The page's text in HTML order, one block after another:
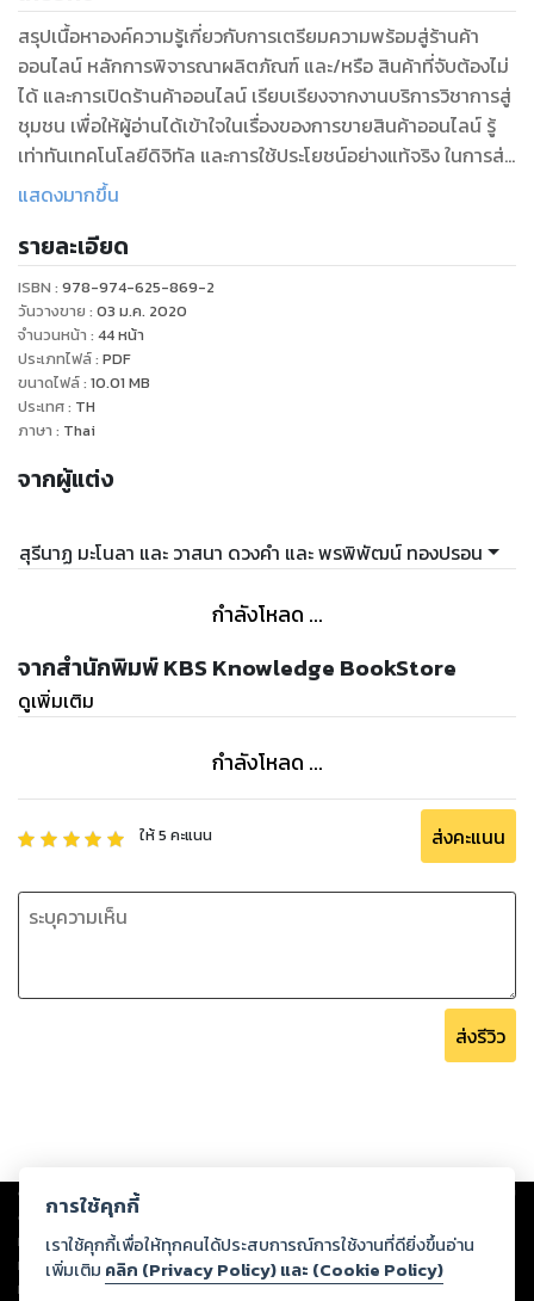
สรุปเนื้อหาองค์ความรู้เกี่ยวกับการเตรียมความพร้อมสู่ร้านค้า
ออนไลน์ หลักการพิจารณาผลิตภัณฑ์ และ/หรือ สินค้าที่จับต้องไม่
ได้ และการเปิดร้านค้าออนไลน์ เรียบเรียงจากงานบริการวิชาการสู่
ชุมชน เพื่อให้ผู้อ่านได้เข้าใจในเรื่องของการขายสินค้าออนไลน์ รู้
เท่าทันเทคโนโลยีดิจิทัล และการใช้ประโยชน์อย่างแท้จริง ในการส่ง
เสริมให้เกิดการค้าออนไลน์ระดับชุมชน เพื่อนำเสนอสินค้าและการ
แสดงมากขึ้น
รายละเอียด
ISBN : 978-974-625-869-2
วันวางขาย : 03 ม.ค. 2020
จำนวนหน้า : 44หน้า
ประเภทไฟล์: PDF
ขนาดไฟล์: 10.01 MB
ประเทศ: TH
ภาษา : Thai
จากผู้แต่ง
สุรีนาฏ มะโนลา และ วาสนา ดวงคำ และ พรพิพัฒน์ ทองปรอน
กำลังโหลด ...
จากสำนักพิมพ์ KBS Knowledge BookStore
ดูเพิ่มเติม
กำลังโหลด ...
ให้5 คะแนน ส่งคะแนน
ส่งรีวิว
Copyright © 2026
ต่อผลงานหรือเนื้อหาใดที่อัปโหลดผ่านเว็บไซต์และปรากฏว่าละเมิดสิทธิใน
ทรัพย์สินทางปัญญาของบุคคลอื่นหรือขัดต่อกฎหมายและศีลธรรม ดังนั้น ผู้อ่าน
ทุกท่านโปรดใช้วิจารณญาณในการกลั่นกรองด้วยตนเอง และหากท่านพบว่าส่วน
หนึ่งส่วนใดขัดต่อกฎหมายและศีลธรรม กรุณาแจ้งมายังบริษัท เพื่อทีมงานจะได้
การใช้คุกกี้
เราใช้คุกกี้เพื่อให้ทุกคนได้ประสบการณ์การใช้งานที่ดียิ่งขึ้นอ่าน
เพิ่มเติม คลิก (Privacy Policy) และ (Cookie Policy)